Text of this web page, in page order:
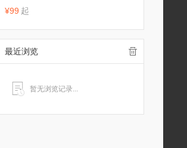
¥99 起
最近浏览
暂无浏览记录...